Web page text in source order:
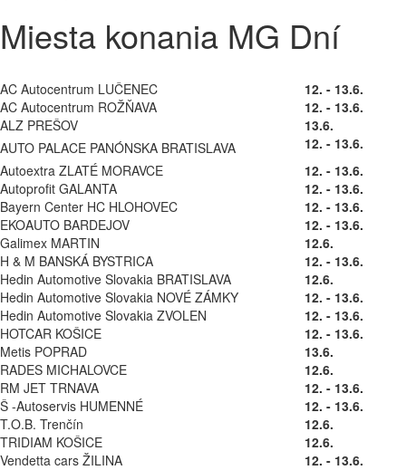
Miesta konania MG Dní
AC Autocentrum LUČENEC
12. - 13.6.
AC Autocentrum ROŽŇAVA
12. - 13.6.
ALZ PREŠOV
13.6.
AUTO PALACE PANÓNSKA BRATISLAVA 12. - 13.6.
Autoextra ZLATÉ MORAVCE
12. - 13.6.
Autoprofit GALANTA
12. - 13.6.
Bayern Center HC HLOHOVEC
12. - 13.6.
EKOAUTO BARDEJOV
12. - 13.6.
Galimex MARTIN
12.6.
H & M BANSKÁ BYSTRICA
12. - 13.6.
Hedin Automotive Slovakia BRATISLAVA
12.6.
Hedin Automotive Slovakia NOVÉ ZÁMKY
12. - 13.6.
Hedin Automotive Slovakia ZVOLEN
12. - 13.6.
HOTCAR KOŠICE
12. - 13.6.
Metis POPRAD
13.6.
RADES MICHALOVCE
12.6.
RM JET TRNAVA
12. - 13.6.
Š -Autoservis HUMENNÉ
12. - 13.6.
T.O.B. Trenčín
12.6.
TRIDIAM KOŠICE
12.6.
Vendetta cars ŽILINA
12. - 13.6.